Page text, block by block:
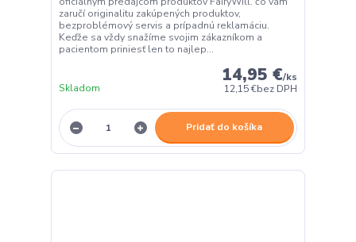
zaručí originalitu zakúpených produktov,
bezproblémový servis a prípadnú reklamáciu.
Keďže sa vždy snažíme svojim zákazníkom a
pacientom priniesť len to najlep...
14,95 €/ks
12,15 €bez DPH
Skladom
Pridať do košíka